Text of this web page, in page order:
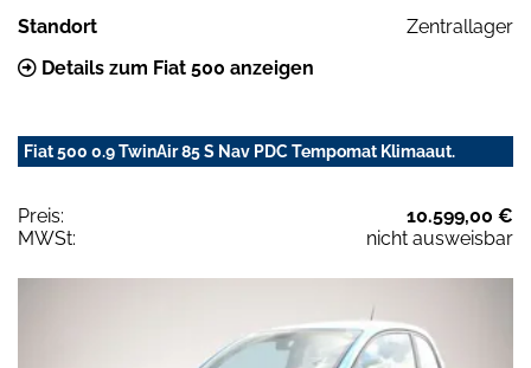
Standort
Zentrallager
Details zum Fiat 500 anzeigen
Fiat 500 0.9 TwinAir 85 S Nav PDC Tempomat Klimaaut.
Preis:
10.599,00 €
MWSt:
nicht ausweisbar